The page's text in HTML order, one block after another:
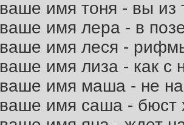
имя тоня - вы из
имя лера - в
имя леся -
имя лиза - как с
имя маша - не
имя саша -